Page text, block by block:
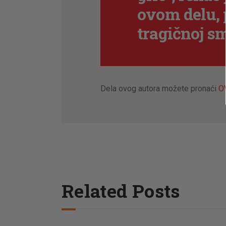
ovom
tragičnoj
Dela ovog autora možete pronaći
Related Posts